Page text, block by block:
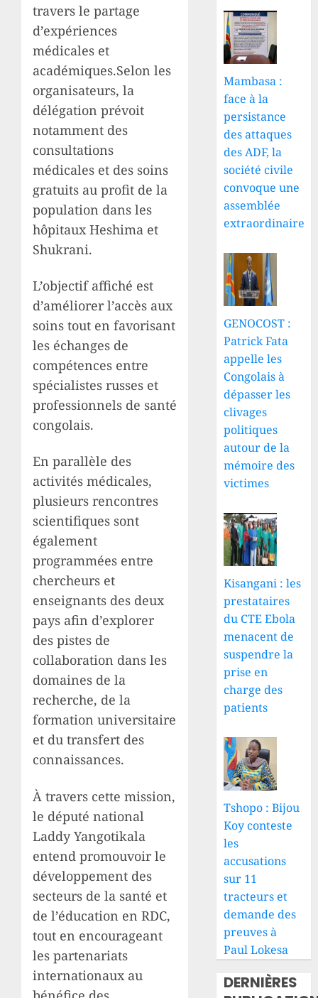
travers le partage
d’expériences
médicales et
académiques.Selon les
organisateurs, la
délégation prévoit
notamment des
consultations
médicales et des soins
gratuits au profit de la
population dans les
hôpitaux Heshima et
Shukrani.
L’objectif affiché est
d’améliorer l’accès aux
soins tout en favorisant
les échanges de
compétences entre
spécialistes russes et
professionnels de santé
congolais.
En parallèle des
activités médicales,
plusieurs rencontres
scientifiques sont
également
programmées entre
chercheurs et
enseignants des deux
pays afin d’explorer
des pistes de
collaboration dans les
domaines de la
recherche, de la
formation universitaire
et du transfert des
connaissances.
À travers cette mission,
le député national
Laddy Yangotikala
entend promouvoir le
développement des
secteurs de la santé et
de l’éducation en RDC,
tout en encourageant
les partenariats
internationaux au
Mambasa :
face à la
persistance
des attaques
des ADF, la
société civile
convoque une
assemblée
extraordinaire
GENOCOST :
Patrick Fata
appelle les
Congolais à
dépasser les
clivages
politiques
autour de la
mémoire des
victimes
Kisangani : les
prestataires
du CTE Ebola
menacent de
suspendre la
prise en
charge des
patients
Tshopo : Bijou
Koy conteste
les
accusations
sur 11
tracteurs et
demande des
preuves à
Paul Lokesa
DERNIÈRES